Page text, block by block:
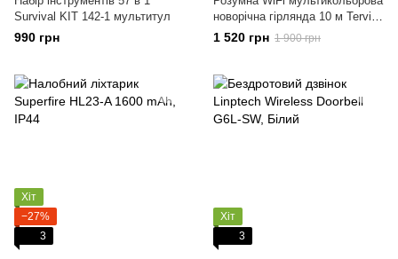
Survival KIT 142-1 мультитул
990 грн
новорічна гірлянда 10 м Tervix
Pro Line Fairy Lights WiFi
1 520 грн 1 900 грн
Хіт
−27%
3
Хіт
3